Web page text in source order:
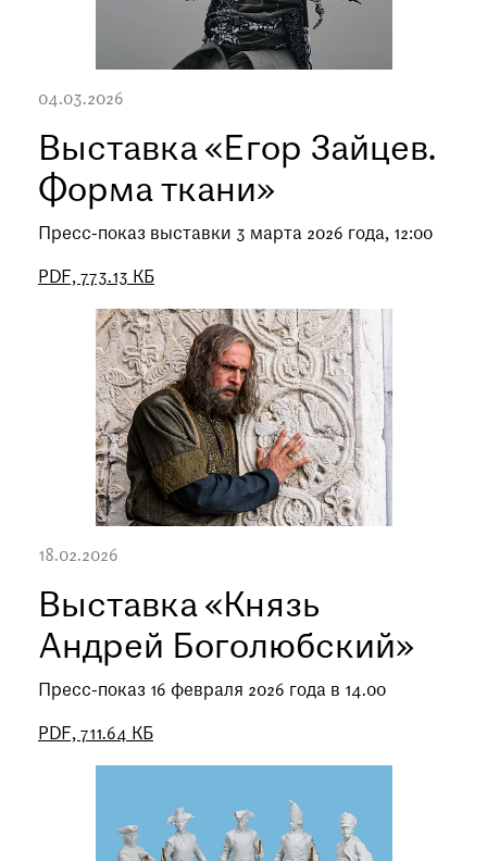
04.03.2026
Выставка «Егор Зайцев.
Форма ткани»
Пресс-показ выставки 3 марта 2026 года, 12:00
PDF, 773.13 КБ
18.02.2026
Выставка «Князь
Андрей Боголюбский»
Пресс-показ 16 февраля 2026 года в 14.00
PDF, 711.64 КБ